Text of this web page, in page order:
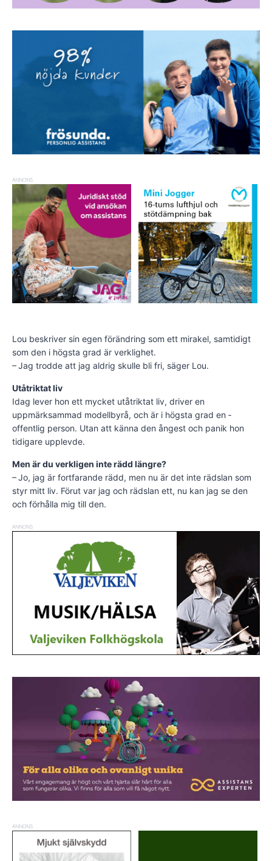
ANNONS
Lou beskriver sin egen förändring som ett mirakel, samtidigt
som den i högsta grad är verklighet.
– Jag trodde att jag aldrig skulle bli fri, säger Lou.
Utåtriktat liv
Idag lever hon ett mycket utåtriktat liv, driver en
uppmärksammad modellbyrå, och är i högsta grad en ­
offentlig person. Utan att känna den ångest och panik hon
tidigare upplevde.
Men är du verkligen inte rädd längre?
– Jo, jag är fortfarande rädd, men nu är det inte rädslan som
styr mitt liv. Förut var jag och rädslan ett, nu kan jag se den
och förhålla mig till den.
ANNONS
ANNONS